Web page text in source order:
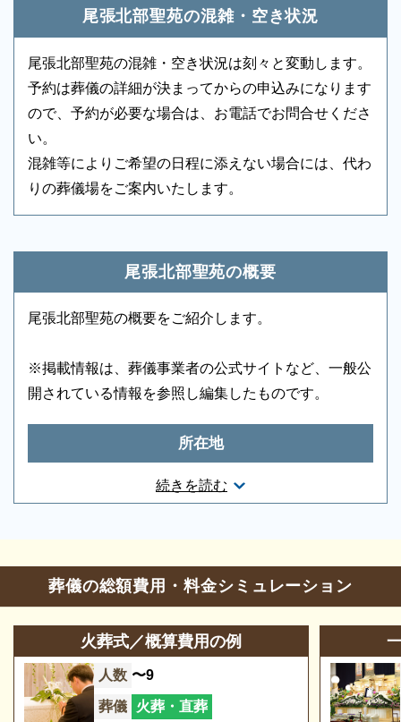
浴室 - 貸布団
アメニティセット - 冷蔵庫
バリアフリー意識
ロビー ○ エレベーター -
エスカレーター - 車椅子貸出し ○
・尾張北部聖苑では葬祭場（葬儀式場、待合
室）を貸出しています。
・葬儀専用施設のため葬儀事業者を通じてご
利用いただく施設です。
管内にある場合に管内料金を適用
・管外住民の方もご利用になれますが利用料
金が管内住民と異なりますのでご留意くださ
い。
ています。もしもの時は、申込み順になりますので取
り急ぎお電話ください。迅速に手配いたします。
ださい
ご状況・ご希望などをお伺いしながら段取りを進めま
配、ご安置先（霊安室・安置室）などについても、ご
ご希望にあわせて葬儀の段取りを進めます。火葬場、
霊柩車などの手配をはじめ、必要な葬具（祭壇、棺、
ドライアイス）などを、ご希望にあわせてご用意いた
します。また、市区役所への死亡届なども代行できま
す。まずはお電話ください。
尾張北部聖苑の混雑・空き状況
尾張北部聖苑の混雑・空き状況は刻々と変動します。
予約は葬儀の詳細が決まってからの申込みになります
ので、予約が必要な場合は、お電話でお問合せくださ
い。
混雑等によりご希望の日程に添えない場合には、代わ
りの葬儀場をご案内いたします。
続きを読む
尾張北部聖苑の概要
尾張北部聖苑の概要をご紹介します。
※掲載情報は、葬儀事業者の公式サイトなど、一般公
開されている情報を参照し編集したものです。
所在地
愛知県犬山市大字善師野字奥雑木洞1番地1
葬儀の相談 0120-24-1234
参列等のお問合せ 0568-62-4144
営業時間 8:30～17:00
定休日
葬儀の総額費用・料金シミュレーション
火葬式／概算費用の例
人数 〜9
葬儀 火葬・直葬